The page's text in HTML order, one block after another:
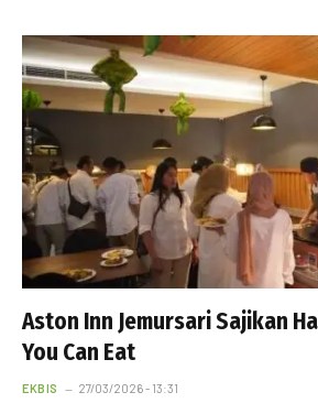
Aston Inn Jemursari Sajikan
You Can Eat
EKBIS 27/03/2026 - 13:31